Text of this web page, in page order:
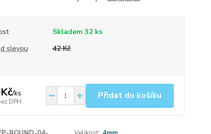
Skladem 32 ks
slevou
42 Kč
/ks
DPH
Přidat do košíku